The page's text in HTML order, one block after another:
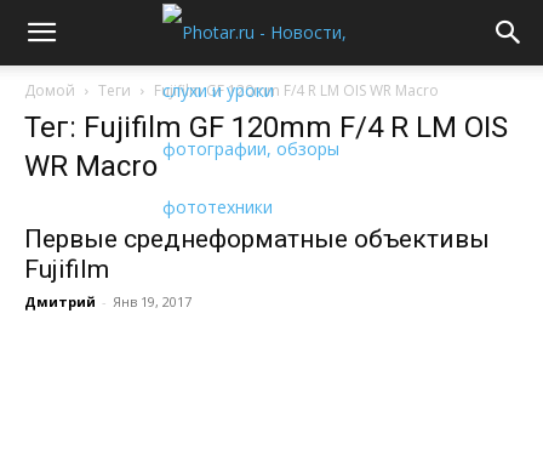
Домой Теги Fujifilm GF 120mm F/4 R LM OIS WR Macro
Тег: Fujifilm GF 120mm F/4 R LM OIS
WR Macro
Первые среднеформатные объективы
Fujifilm
Дмитрий - Янв 19, 2017